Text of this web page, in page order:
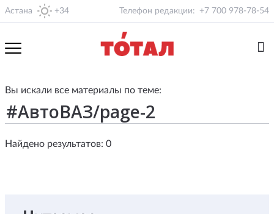
Астана +34 Телефон редакции: +7 700 978-78-54
Вы искали все материалы по теме:
Найдено результатов: 0